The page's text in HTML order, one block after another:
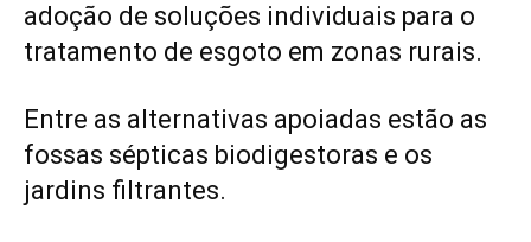
adoção de soluções individuais para o
tratamento de esgoto em zonas rurais.
Entre as alternativas apoiadas estão as
fossas sépticas biodigestoras e os
jardins filtrantes.